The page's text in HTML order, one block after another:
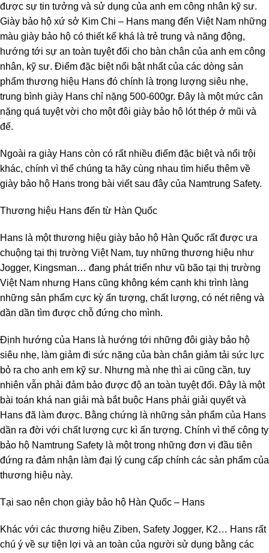
được sự tin tưởng và sử dụng của anh em công nhân kỹ sư.
Giày bảo hộ xứ sở Kim Chi – Hans mang đến Việt Nam những
màu giày bảo hộ có thiết kế khá là trẻ trung và năng động,
hướng tới sự an toàn tuyệt đối cho bàn chân của anh em công
nhân, kỹ sư. Điểm đặc biệt nổi bật nhất của các dòng sản
phẩm thương hiệu Hans đó chính là trọng lượng siêu nhẹ,
trung bình giày Hans chỉ nặng 500-600gr. Đây là một mức cân
nặng quá tuyệt vời cho một đôi giày bảo hộ lót thép ở mũi và
đế.
Ngoài ra giày Hans còn có rất nhiều điểm đặc biệt và nổi trội
khác, chính vì thế chúng ta hãy cùng nhau tìm hiểu thêm về
giày bảo hộ Hans trong bài viết sau đây của Namtrung Safety.
Thương hiệu Hans đến từ Hàn Quốc
Hans là một thương hiệu giày bảo hộ Hàn Quốc rất được ưa
chuộng tại thị trường Việt Nam, tuy những thương hiệu như
Jogger, Kingsman… đang phát triển như vũ bão tại thị trường
Việt Nam nhưng Hans cũng không kém cạnh khi trình làng
những sản phẩm cực kỳ ấn tượng, chất lượng, có nét riêng và
dần dần tìm được chỗ đứng cho mình.
Định hướng của Hans là hướng tới những đôi giày bảo hộ
siêu nhẹ, làm giảm đi sức nặng của bàn chân giảm tải sức lực
bỏ ra cho anh em kỹ sư. Nhưng mà nhẹ thì ai cũng cần, tuy
nhiên vẫn phải đảm bảo được độ an toàn tuyệt đối. Đây là một
bài toán khá nan giải mà bắt buộc Hans phải giải quyết và
Hans đã làm được. Bằng chứng là những sản phẩm của Hans
dần ra đời với chất lượng cực kì ấn tượng. Chính vì thế công ty
bảo hộ Namtrung Safety là một trong những đơn vị đầu tiên
đứng ra đảm nhận làm đại lý cung cấp chính các sản phẩm của
thương hiệu này.
Tại sao nên chọn giày bảo hộ Hàn Quốc – Hans
Khác với các thương hiệu Ziben, Safety Jogger, K2… Hans rất
chú ý về sự tiện lợi và an toàn của người sử dụng bằng các